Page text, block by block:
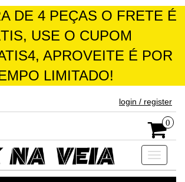
DE 4 PEÇAS O FRETE É
USE O CUPOM
APROVEITE É POR
LIMITADO!
login / register
0
Toggle